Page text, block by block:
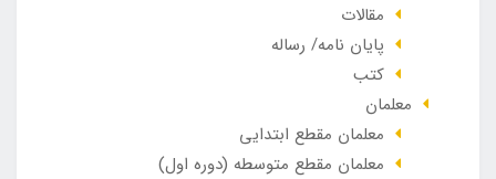
مقالات
پایان نامه/ رساله
کتب
معلمان
معلمان مقطع ابتدایی
معلمان مقطع متوسطه (دوره اول)